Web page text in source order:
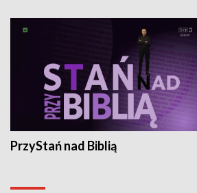
PrzyStań nad Biblią